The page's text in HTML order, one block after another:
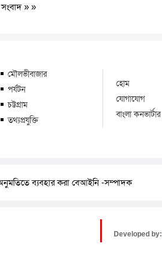
» »
মৌলভীবাজার
পর্যটন
চট্টগ্রাম
তথ্যপ্রযুক্তি
হোম
যোগাযোগ
বাংলা কনভার্টার
অনুমতিতে ব্যবহার করা বেআইনি -সম্পাদক
Developed by: